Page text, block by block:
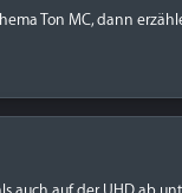
Ton MC, dann